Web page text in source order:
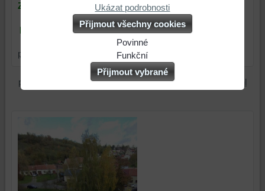
ZÁKAZNICKÁ LINKA :
► 608 278 053
prodejna@elektro-max.cz
pages/ElektromaX-p-r-o-d-e-j-n-a/779124915482547?ref=hl
Ukázat podrobnosti
Přijmout všechny cookies
Povinné
vašem
(cookies
a
úložiště
Funkční
zařízení
a
úložiště
Přijmout vybrané